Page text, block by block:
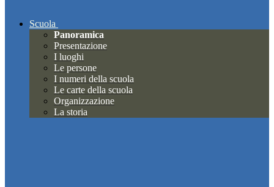
Scuola
Panoramica
Presentazione
I luoghi
Le persone
I numeri della scuola
Le carte della scuola
Organizzazione
La storia